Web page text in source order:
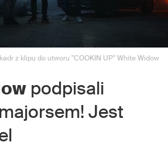
kadr z klipu do utworu "COOKIN UP" White Widow
podpisali
Jest